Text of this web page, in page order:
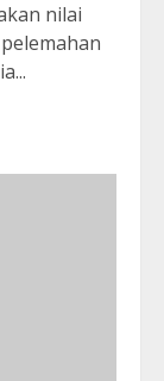
nilai